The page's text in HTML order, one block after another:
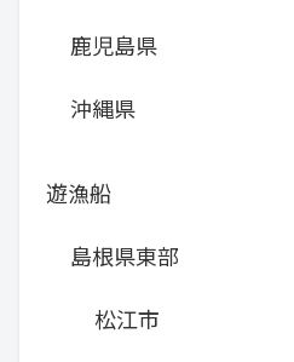
鹿児島県
沖縄県
遊漁船
島根県東部
松江市